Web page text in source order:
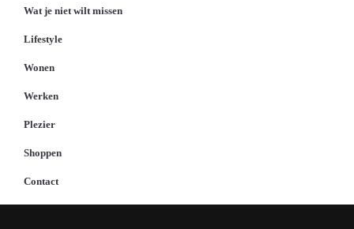
Wat je niet wilt missen
Lifestyle
Wonen
Werken
Plezier
Shoppen
Contact